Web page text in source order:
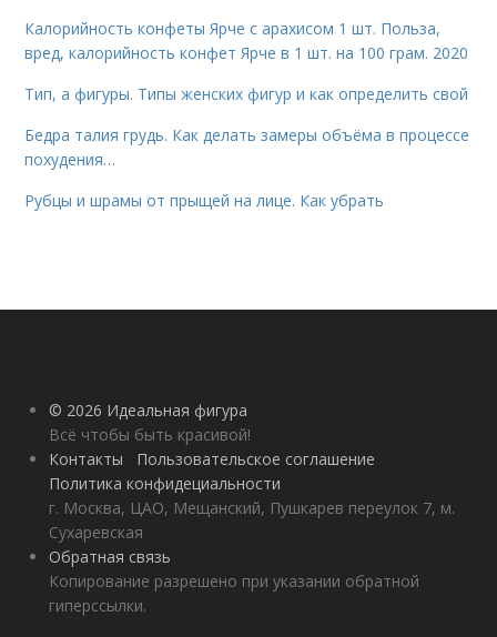
Калорийность конфеты Ярче с арахисом 1 шт. Польза,
вред, калорийность конфет Ярче в 1 шт. на 100 грам. 2020
Тип, а фигуры. Типы женских фигур и как определить свой
Бедра талия грудь. Как делать замеры объёма в процессе
похудения…
Рубцы и шрамы от прыщей на лице. Как убрать
© 2026 Идеальная фигура
Всё чтобы быть красивой!
Контакты
Пользовательское соглашение
Политика конфидециальности
г. Москва, ЦАО, Мещанский, Пушкарев переулок 7, м.
Сухаревская
Обратная связь
Копирование разрешено при указании обратной
гиперссылки.